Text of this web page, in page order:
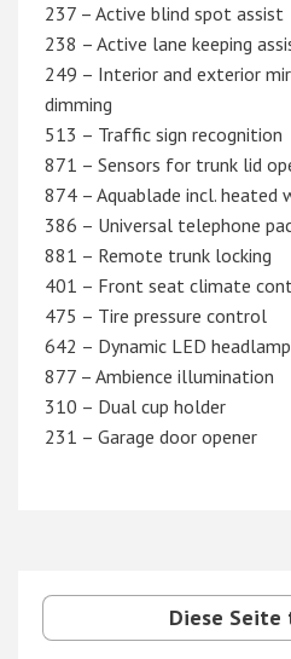
237 – Active blind spot assist
238 – Active lane keeping
249 – Interior and exterior
dimming
513 – Traffic sign recognition
871 – Sensors for trunk lid
874 – Aquablade incl. heated
386 – Universal telephone
881 – Remote trunk locking
401 – Front seat climate
475 – Tire pressure control
642 – Dynamic LED
877 – Ambience illumination
310 – Dual cup holder
231 – Garage door opener
Diese Seite